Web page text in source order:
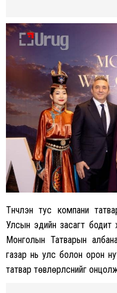
Түүнчлэн тус компани
Улсын эдийн засагт
Монголын Татварын
газар нь улс болон орон
татвар төвлөрүүлснийг